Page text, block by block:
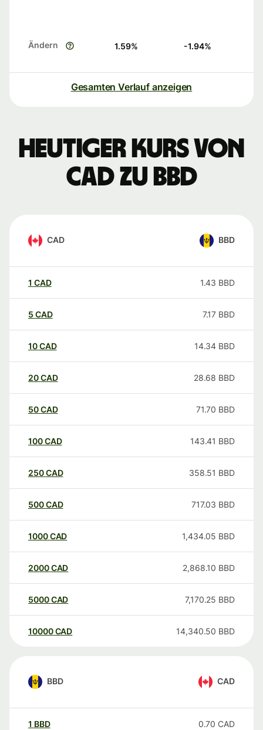
Ändern 1.59% -1.94%
Gesamten Verlauf anzeigen
Heutiger Kurs von
CAD zu BBD
CAD BBD
1 CAD 1.43 BBD
5 CAD 7.17 BBD
10CAD 14.34 BBD
20CAD 28.68 BBD
50CAD 71.70 BBD
100CAD 143.41 BBD
250CAD 358.51 BBD
500CAD 717.03 BBD
1000CAD 1,434.05 BBD
2000CAD 2,868.10 BBD
5000CAD 7,170.25 BBD
10000 CAD 14,340.50 BBD
BBD CAD
1 BBD 0.70 CAD